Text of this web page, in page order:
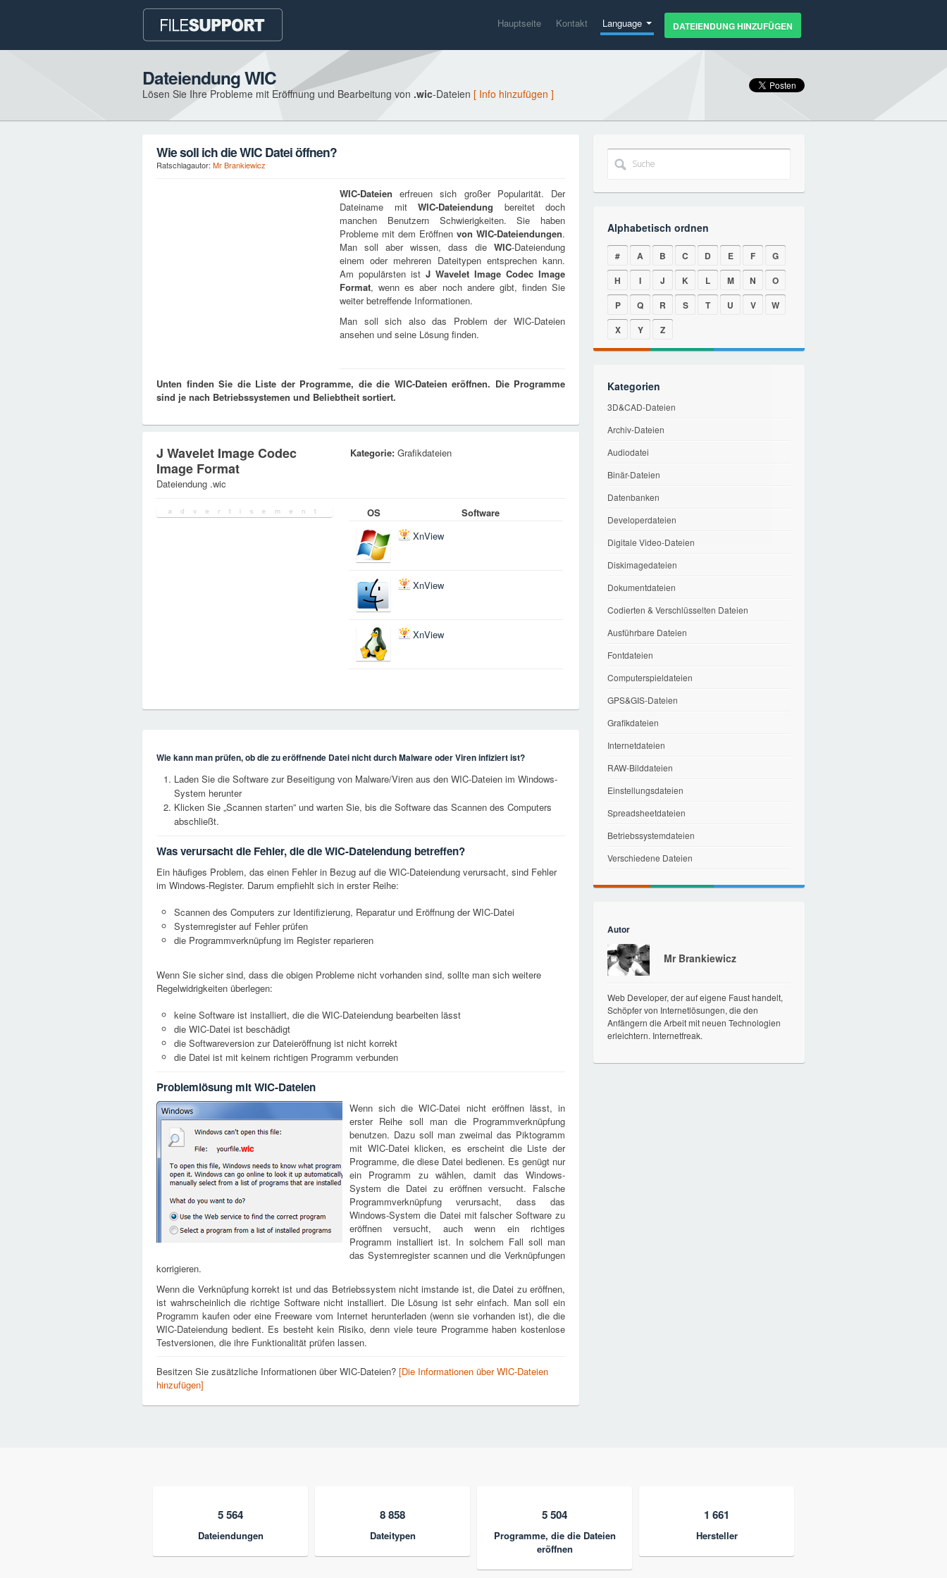
Hauptseite Kontakt Language DATEIENDUNG HINZUFÜGEN
Dateiendung WIC
Lösen Sie Ihre Probleme mit Eröffnung und Bearbeitung von .wic-Dateien [ Info hinzufügen ]
Wie soll ich die WIC Datei öffnen?
Ratschlagautor: Mr Brankiewicz
WIC-Dateien erfreuen sich großer Popularität. Der
Dateiname mit WIC-Dateiendung bereitet doch
manchen Benutzern Schwierigkeiten. Sie haben
Probleme mit dem Eröffnen von WIC-Dateiendungen.
Man soll aber wissen, dass die WIC-Dateiendung
einem oder mehreren Dateitypen entsprechen kann.
Am populärsten ist J Wavelet Image Codec Image
Format, wenn es aber noch andere gibt, finden Sie
weiter betreffende Informationen.
Man soll sich also das Problem der WIC-Dateien
ansehen und seine Lösung finden.
Unten finden Sie die Liste der Programme, die die WIC-Dateien eröffnen. Die Programme
sind je nach Betriebssystemen und Beliebtheit sortiert.
J Wavelet Image Codec
Image Format
Dateiendung .wic
Kategorie: Grafikdateien
OS
Software
XnView
XnView
XnView
Wie kann man prüfen, ob die zu eröffnende Datei nicht durch Malware oder Viren infiziert ist?
Laden Sie die Software zur Beseitigung von Malware/Viren aus den WIC-Dateien im Windows-
System herunter
Klicken Sie „Scannen starten” und warten Sie, bis die Software das Scannen des Computers
abschließt.
Was verursacht die Fehler, die die WIC-Dateiendung betreffen?
Ein häufiges Problem, das einen Fehler in Bezug auf die WIC-Dateiendung verursacht, sind Fehler
im Windows-Register. Darum empfiehlt sich in erster Reihe:
Scannen des Computers zur Identifizierung, Reparatur und Eröffnung der WIC-Datei
Systemregister auf Fehler prüfen
die Programmverknüpfung im Register reparieren
Wenn Sie sicher sind, dass die obigen Probleme nicht vorhanden sind, sollte man sich weitere
Regelwidrigkeiten überlegen:
keine Software ist installiert, die die WIC-Dateiendung bearbeiten lässt
die WIC-Datei ist beschädigt
die Softwareversion zur Dateieröffnung ist nicht korrekt
die Datei ist mit keinem richtigen Programm verbunden
Problemlösung mit WIC-Dateien
wic
Wenn sich die WIC-Datei nicht eröffnen lässt, in
erster Reihe soll man die Programmverknüpfung
benutzen. Dazu soll man zweimal das Piktogramm
mit WIC-Datei klicken, es erscheint die Liste der
Programme, die diese Datei bedienen. Es genügt nur
ein Programm zu wählen, damit das Windows-
System die Datei zu eröffnen versucht. Falsche
Programmverknüpfung verursacht, dass das
Windows-System die Datei mit falscher Software zu
eröffnen versucht, auch wenn ein richtiges
Programm installiert ist. In solchem Fall soll man
das Systemregister scannen und die Verknüpfungen
korrigieren.
Wenn die Verknüpfung korrekt ist und das Betriebssystem nicht imstande ist, die Datei zu eröffnen,
ist wahrscheinlich die richtige Software nicht installiert. Die Lösung ist sehr einfach. Man soll ein
Programm kaufen oder eine Freeware vom Internet herunterladen (wenn sie vorhanden ist), die die
WIC-Dateiendung bedient. Es besteht kein Risiko, denn viele teure Programme haben kostenlose
Testversionen, die ihre Funktionalität prüfen lassen.
Besitzen Sie zusätzliche Informationen über WIC-Dateien? [Die Informationen über WIC-Dateien
hinzufügen]
Alphabetisch ordnen
# A B C D E F
G
H
I J K L M N
O
P
Q R S T U V
W
X
Y Z
Kategorien
3D&CAD-Dateien
Archiv-Dateien
Audiodatei
Binär-Dateien
Datenbanken
Developerdateien
Digitale Video-Dateien
Diskimagedateien
Dokumentdateien
Codierten & Verschlüsselten Dateien
Ausführbare Dateien
Fontdateien
Computerspieldateien
GPS&GIS-Dateien
Grafikdateien
Internetdateien
RAW-Bilddateien
Einstellungsdateien
Spreadsheetdateien
Betriebssystemdateien
Verschiedene Dateien
Autor
Mr Brankiewicz
Web Developer, der auf eigene Faust handelt,
Schöpfer von Internetlösungen, die den
Anfängern die Arbeit mit neuen Technologien
erleichtern. Internetfreak.
5 564
Dateiendungen
8 858
Dateitypen
5 504
Programme, die die Dateien
eröffnen
1 661
Hersteller